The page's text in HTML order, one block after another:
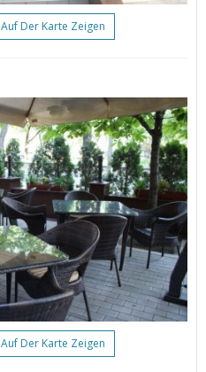
Auf Der Karte Zeigen
Auf Der Karte Zeigen